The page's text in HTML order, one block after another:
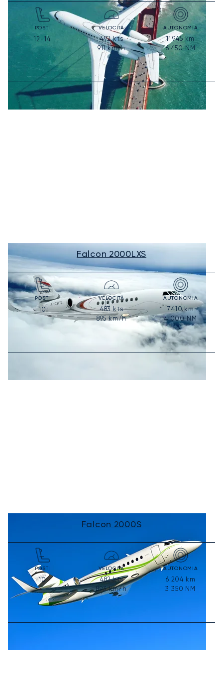
POSTI
12-14
VELOCITÀ
492kts
911km/h
AUTONOMIA
11.945km
6.450NM
Falcon 2000LXS
POSTI
10
VELOCITÀ
483kts
895km/h
AUTONOMIA
7.410km
4.000NM
Falcon 2000S
POSTI
10
VELOCITÀ
482kts
893km/h
AUTONOMIA
6.204 km
3.350 NM